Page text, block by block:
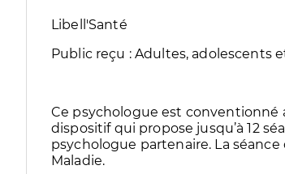
Libell'Santé
Public reçu : Adultes, adolescents
Ce psychologue est conventionné
dispositif qui propose jusqu’à 12
psychologue partenaire. La séance
Maladie.